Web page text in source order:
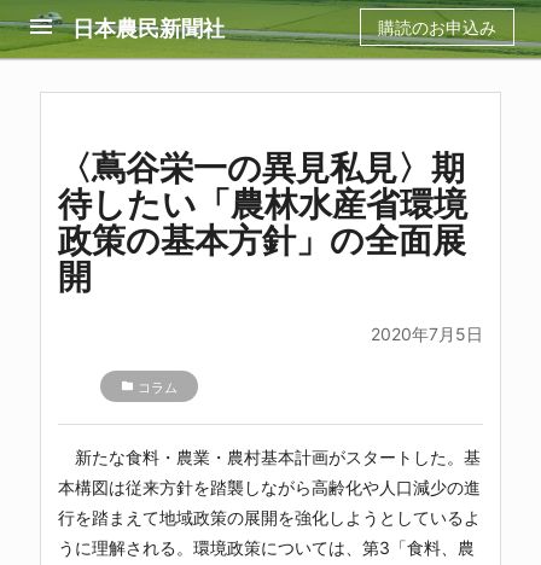
menu 日本農民新聞社 購読のお申込み
〈蔦谷栄一の異見私見〉期
待したい「農林水産省環境
政策の基本方針」の全面展
開
2020年7月5日
folder コラム
新たな食料・農業・農村基本計画がスタートした。基
本構図は従来方針を踏襲しながら高齢化や人口減少の進
行を踏まえて地域政策の展開を強化しようとしているよ
うに理解される。環境政策については、第3「食料、農